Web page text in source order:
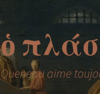
ὁ
Queneau aime